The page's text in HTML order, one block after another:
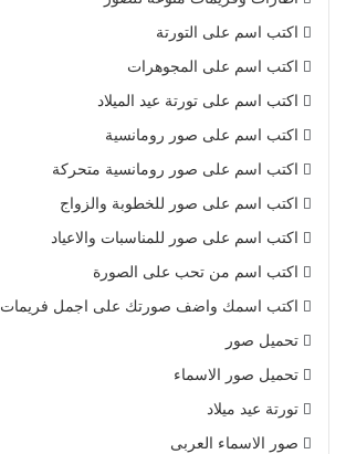
اكتب اسم على التورتة
اكتب اسم على المجوهرات
اكتب اسم على تورتة عيد الميلاد
اكتب اسم على صور رومانسية
اكتب اسم على صور رومانسية متحركة
اكتب اسم على صور للخطوبة والزواج
اكتب اسم على صور للمناسبات والاعياد
اكتب اسم من تحب على الصورة
اكتب اسمك واضف صورتك على اجمل فريمات
تحميل صور
تحميل صور الاسماء
تورتة عيد ميلاد
صور الاسماء العربى